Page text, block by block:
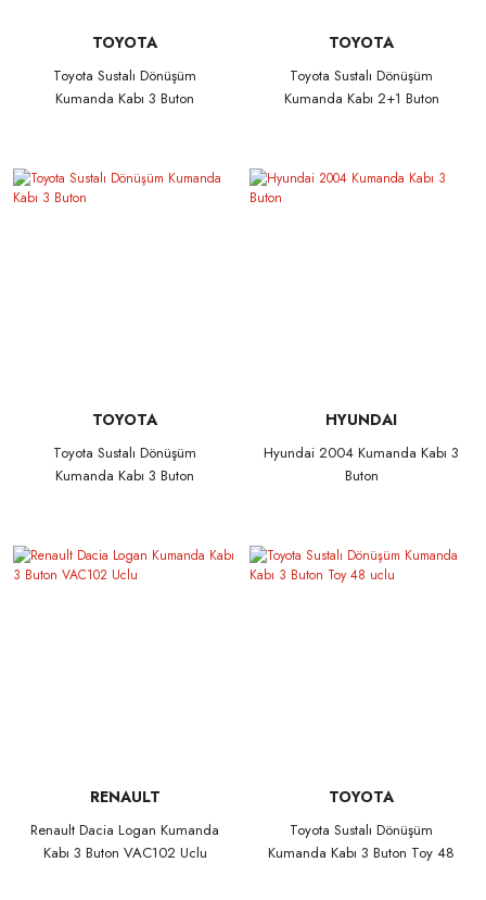
TOYOTA
Toyota Sustalı Dönüşüm
Kumanda Kabı 3 Buton
TOYOTA
Toyota Sustalı Dönüşüm
Kumanda Kabı 2+1 Buton
TOYOTA
Toyota Sustalı Dönüşüm
Kumanda Kabı 3 Buton
HYUNDAI
Hyundai 2004 Kumanda Kabı 3
Buton
RENAULT
Renault Dacia Logan Kumanda
Kabı 3 Buton VAC102 Uclu
TOYOTA
Toyota Sustalı Dönüşüm
Kumanda Kabı 3 Buton Toy 48